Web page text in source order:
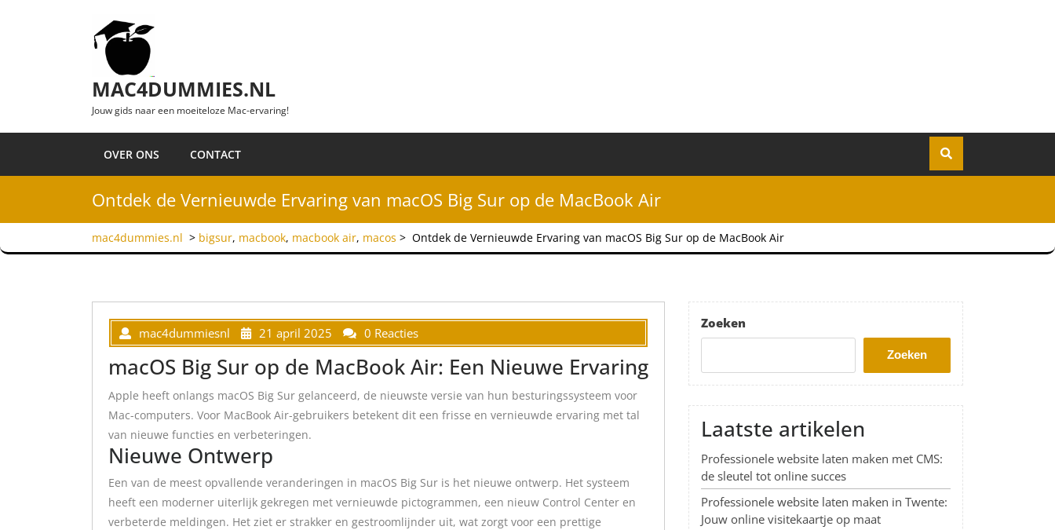
MAC4DUMMIES.NL
Jouw gids naar een moeiteloze Mac-ervaring!
OVER ONS CONTACT
Ontdek de Vernieuwde Ervaring van macOS Big Sur op de MacBook Air
mac4dummies.nl > bigsur, macbook, macbook air, macos > Ontdek de Vernieuwde Ervaring van macOS Big Sur op de MacBook Air
mac4dummiesnl 21 april 2025 0 Reacties
macOS Big Sur op de MacBook Air: Een Nieuwe Ervaring
Apple heeft onlangs macOS Big Sur gelanceerd, de nieuwste versie van hun besturingssysteem voor
Mac-computers. Voor MacBook Air-gebruikers betekent dit een frisse en vernieuwde ervaring met tal
van nieuwe functies en verbeteringen.
Nieuwe Ontwerp
Een van de meest opvallende veranderingen in macOS Big Sur is het nieuwe ontwerp. Het systeem
heeft een moderner uiterlijk gekregen met vernieuwde pictogrammen, een nieuw Control Center en
verbeterde meldingen. Het ziet er strakker en gestroomlijnder uit, wat zorgt voor een prettige
Zoeken
Zoeken
Laatste artikelen
Professionele website laten maken met CMS:
de sleutel tot online succes
Professionele website laten maken in Twente:
Jouw online visitekaartje op maat